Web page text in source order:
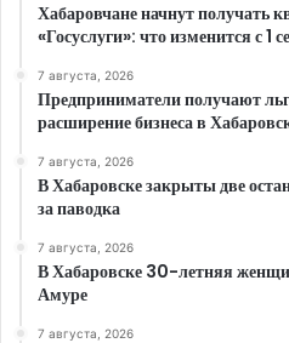
Хабаровчане начнут получать
«Госуслуги»: что изменится с 1
7 августа, 2026
Предприниматели получают
расширение бизнеса в
7 августа, 2026
В Хабаровске закрыты две
за паводка
7 августа, 2026
В Хабаровске 30-летняя
Амуре
7 августа, 2026